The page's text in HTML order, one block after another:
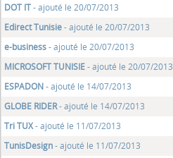
DOT IT- ajouté le 20/07/2013
Edirect Tunisie- ajouté le 20/07/2013
e-business- ajouté le 20/07/2013
MICROSOFT TUNISIE- ajouté le 20/07/2013
ESPADON- ajouté le 14/07/2013
GLOBE RIDER- ajouté le 14/07/2013
Tri TUX- ajouté le 11/07/2013
TunisDesign- ajouté le 11/07/2013